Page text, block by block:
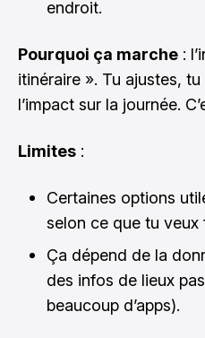
endroit.
Pourquoi ça marche :
itinéraire ». Tu ajustes,
l’impact sur la journée.
Limites :
Certaines options
selon ce que tu veux
Ça dépend de la
des infos de lieux
beaucoup d’apps).